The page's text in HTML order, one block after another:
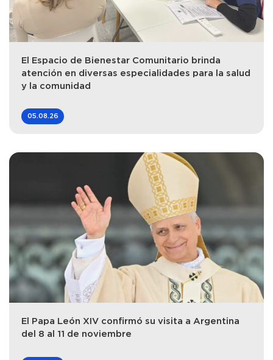
El Espacio de Bienestar Comunitario brinda
atención en diversas especialidades para la salud
y la comunidad
05.08.26
El Papa León XIV confirmó su visita a Argentina
del 8 al 11 de noviembre